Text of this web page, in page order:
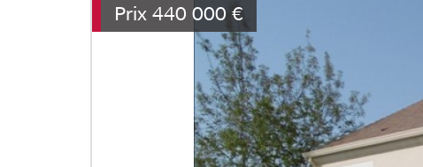
Prix 440 000 €